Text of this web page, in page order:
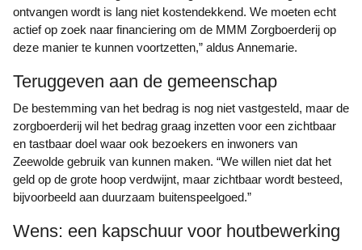
ontvangen wordt is lang niet kostendekkend. We moeten echt
actief op zoek naar financiering om de MMM Zorgboerderij op
deze manier te kunnen voortzetten,” aldus Annemarie.
Teruggeven aan de gemeenschap
De bestemming van het bedrag is nog niet vastgesteld, maar de
zorgboerderij wil het bedrag graag inzetten voor een zichtbaar
en tastbaar doel waar ook bezoekers en inwoners van
Zeewolde gebruik van kunnen maken. “We willen niet dat het
geld op de grote hoop verdwijnt, maar zichtbaar wordt besteed,
bijvoorbeeld aan duurzaam buitenspeelgoed.”
Wens: een kapschuur voor houtbewerking